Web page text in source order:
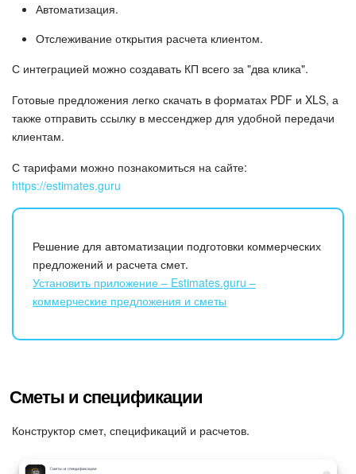
Автоматизация.
Отслеживание открытия расчета клиентом.
С интеграцией можно создавать КП всего за "два клика".
Готовые предложения легко скачать в форматах PDF и XLS, а
также отправить ссылку в мессенджер для удобной передачи
клиентам.
С тарифами можно познакомиться на сайте:
https://estimates.guru
Решение для автоматизации подготовки коммерческих
предложений и расчета смет.
Установить приложение – Estimates.guru –
коммерческие предложения и сметы
Сметы и спецификации
Конструктор смет, спецификаций и расчетов.